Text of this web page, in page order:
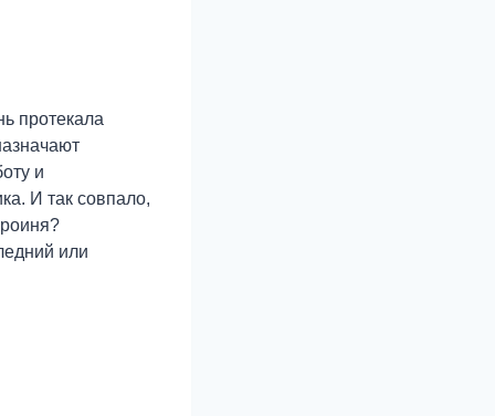
протекала
и
И так совпало,
или